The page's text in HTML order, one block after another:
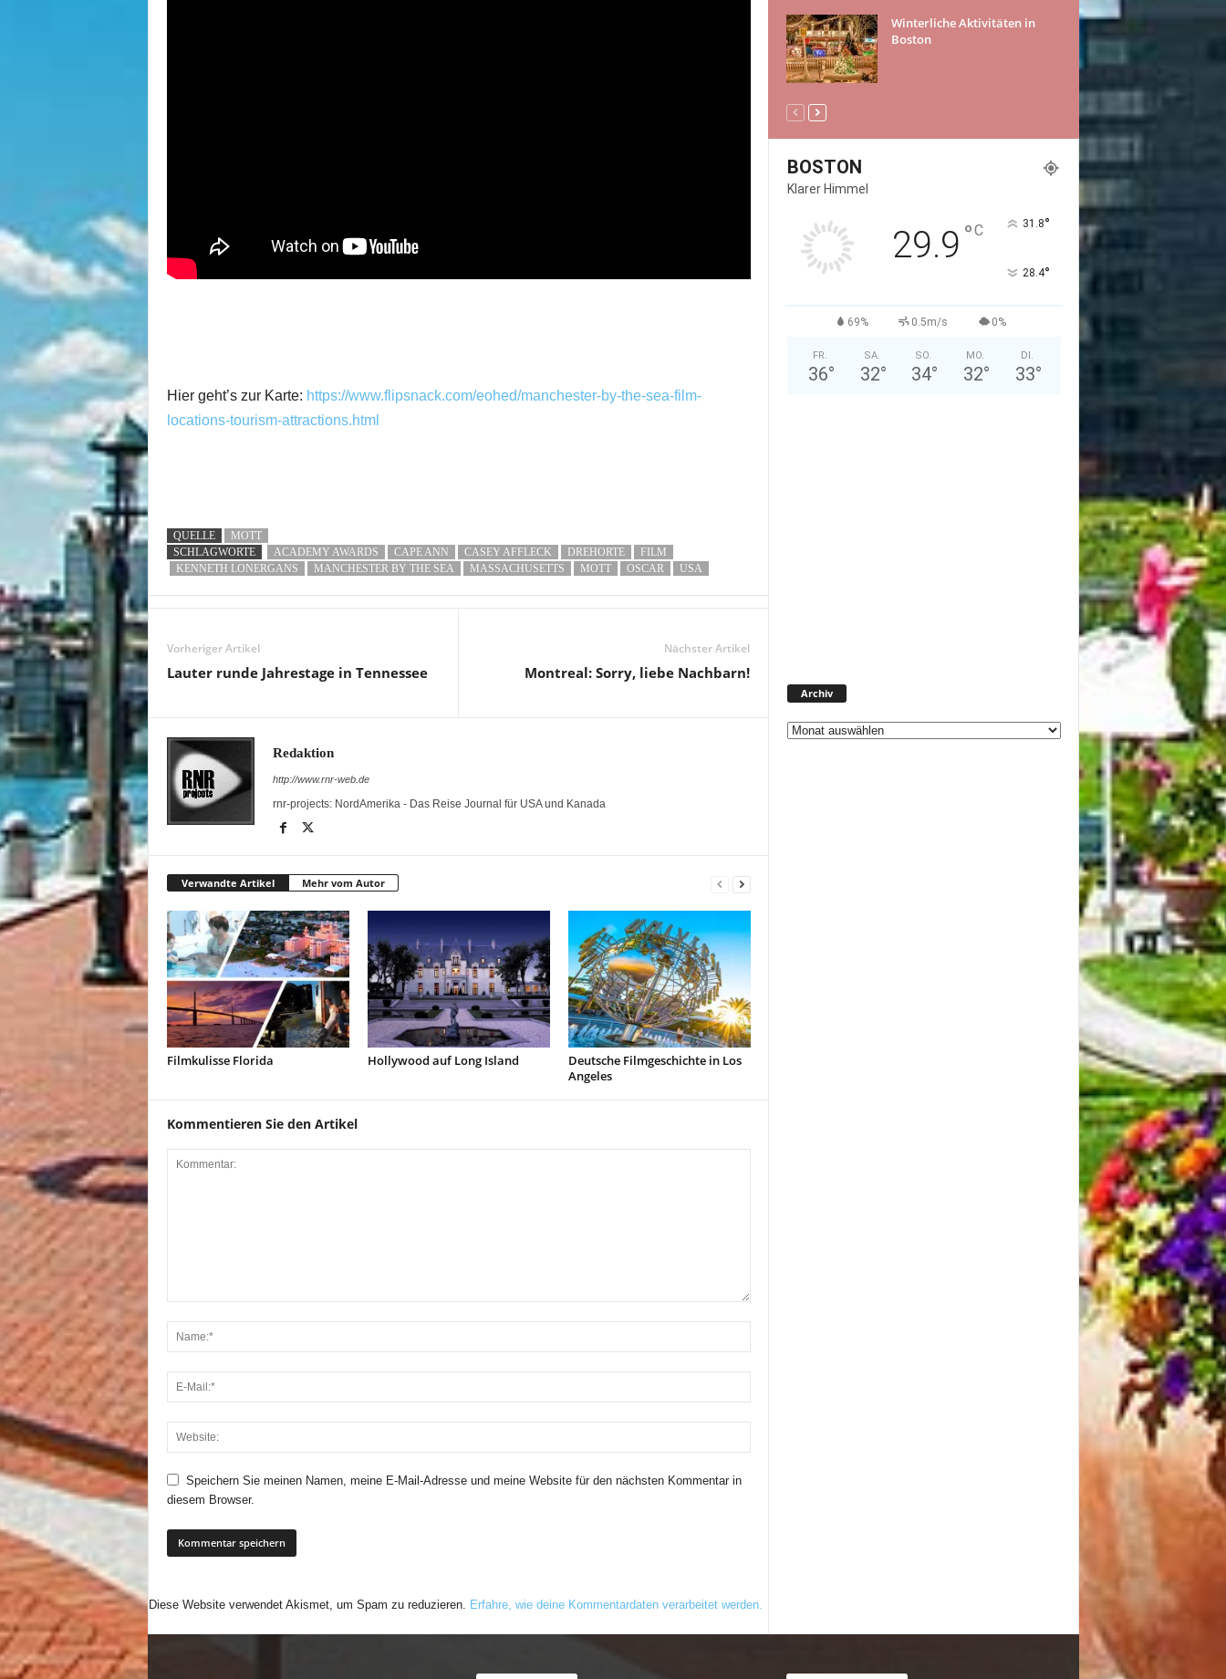
Hier geht’s zur Karte: https://www.flipsnack.com/eohed/manchester-by-the-sea-film-
locations-tourism-attractions.html
QUELLE
MOTT
SCHLAGWORTE
ACADEMY AWARDS CAPE ANN CASEY AFFLECK DREHORTE
FILM
KENNETH LONERGANS
MANCHESTER BY THE SEA MASSACHUSETTS MOTT OSCAR USA
Vorheriger Artikel
Lauter runde Jahrestage in Tennessee
Nächster Artikel
Montreal: Sorry, liebe Nachbarn!
Redaktion
http://www.rnr-web.de
rnr-projects: NordAmerika - Das Reise Journal für USA und Kanada
Verwandte Artikel Mehr vom Autor
Filmkulisse Florida Hollywood auf Long Island
Deutsche Filmgeschichte in Los
Angeles
Kommentieren Sie den Artikel
Speichern Sie meinen Namen, meine E-Mail-Adresse und meine Website für den nächsten Kommentar in
diesem Browser.
Diese Website verwendet Akismet, um Spam zu reduzieren. Erfahre, wie deine Kommentardaten verarbeitet werden.
Winterliche Aktivitäten in
Boston
BOSTON
Klarer Himmel
29.9 °C 31.8°
28.4°
69% 0.5m/s 0%
FR.
36°
SA.
32°
SO.
34°
MO.
32°
DI.
33°
Archiv